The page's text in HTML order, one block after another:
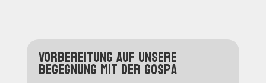
Vorbereitung auf unsere
Begegnung mit der Gospa